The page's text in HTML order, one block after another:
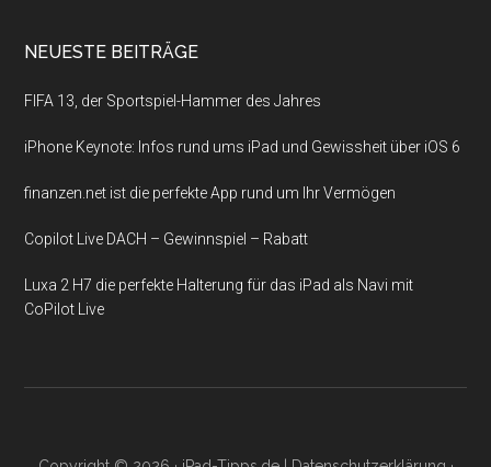
NEUESTE BEITRÄGE
FIFA 13, der Sportspiel-Hammer des Jahres
iPhone Keynote: Infos rund ums iPad und Gewissheit über iOS 6
finanzen.net ist die perfekte App rund um Ihr Vermögen
Copilot Live DACH – Gewinnspiel – Rabatt
Luxa 2 H7 die perfekte Halterung für das iPad als Navi mit
CoPilot Live